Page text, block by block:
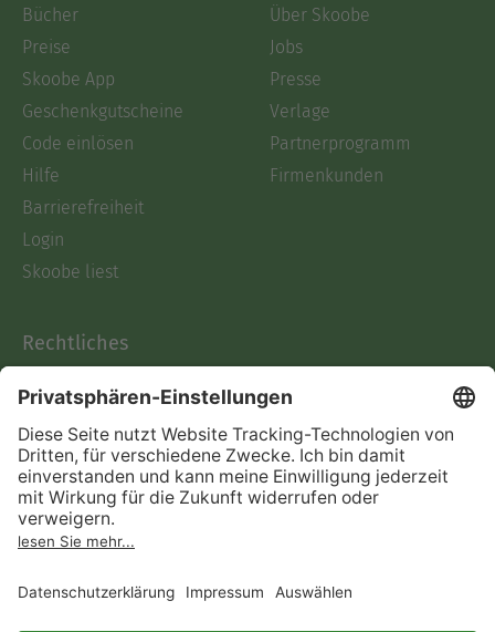
Bücher
Preise
Skoobe App
Geschenkgutscheine
Code einlösen
Hilfe
Barrierefreiheit
Login
Skoobe liest
Über Skoobe
Jobs
Presse
Verlage
Partnerprogramm
Firmenkunden
Rechtliches
AGB
Informationen nach Data
Act
Verträge hier kündigen
Impressum